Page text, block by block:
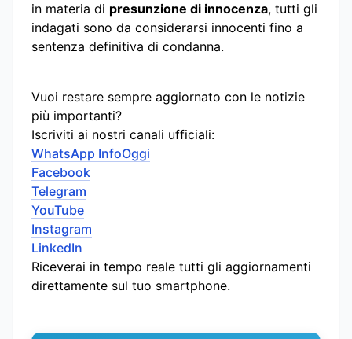
in materia di presunzione di innocenza, tutti gli
indagati sono da considerarsi innocenti fino a
sentenza definitiva di condanna.
Vuoi restare sempre aggiornato con le notizie
più importanti?
Iscriviti ai nostri canali ufficiali:
WhatsApp InfoOggi
Facebook
Telegram
YouTube
Instagram
LinkedIn
Riceverai in tempo reale tutti gli aggiornamenti
direttamente sul tuo smartphone.